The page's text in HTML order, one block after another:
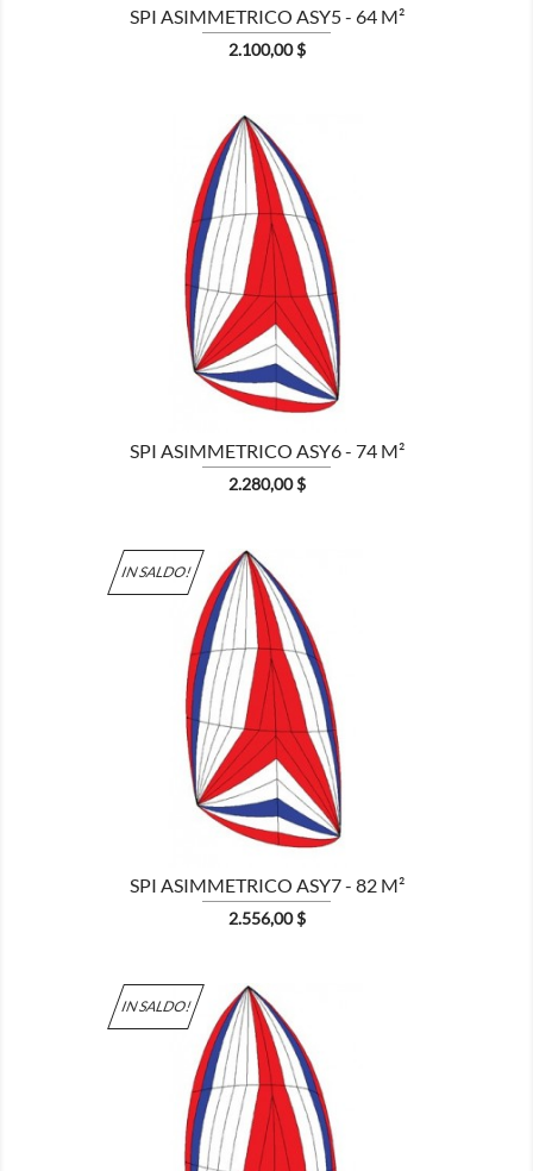
SPI ASIMMETRICO ASY5 - 64 M²
Prezzo
2.100,00 $
SPI ASIMMETRICO ASY6 - 74 M²
Prezzo
2.280,00 $

IN SALDO!
SPI ASIMMETRICO ASY7 - 82 M²
Prezzo
2.556,00 $

IN SALDO!
